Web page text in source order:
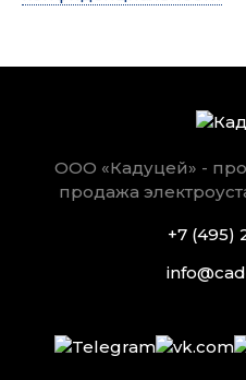
ООО «Кадуцей» -
продажа
+7 (495)